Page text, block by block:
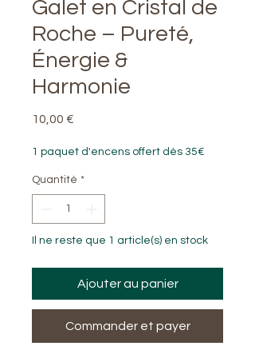
Galet en Cristal de
Roche – Pureté,
Énergie &
Harmonie
10,00 €
1 paquet d'encens offert dès 35€
Quantité *
Il ne reste que 1 article(s) en stock
Ajouter au panier
Commander et payer